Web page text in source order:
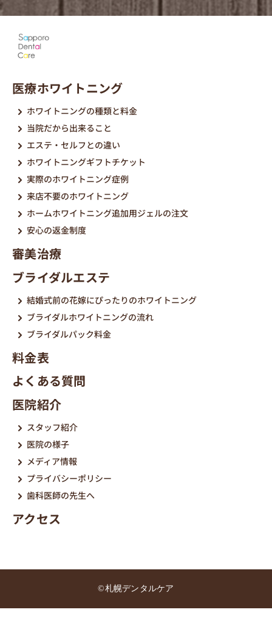
医療ホワイトニング
ホワイトニングの種類と料金
当院だから出来ること
エステ・セルフとの違い
ホワイトニングギフトチケット
実際のホワイトニング症例
来店不要のホワイトニング
ホームホワイトニング追加用ジェルの注文
安心の返金制度
審美治療
ブライダルエステ
結婚式前の花嫁にぴったりのホワイトニング
ブライダルホワイトニングの流れ
ブライダルパック料金
料金表
よくある質問
医院紹介
スタッフ紹介
医院の様子
メディア情報
プライバシーポリシー
歯科医師の先生へ
アクセス
©札幌デンタルケア